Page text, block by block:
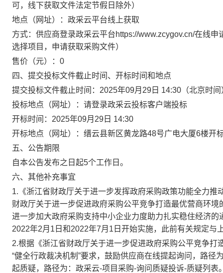
可，线下获取文件法定节假日除外）
地点（网址）： 政采云平台线上获取
方式： 供应商登录政采云平台https://www.zcygov.cn/在线
选择项目，申请获取采购文件）
售价（元）： 0
四、提交投标文件截止时间、开标时间和地点
提交投标文件截止时间： 2025年09月29日 14:30 （北京时
投标地点（网址）： 请登录政采云投标客户端投标
开标时间： 2025年09月29日 14:30
开标地点（网址）： 缙云县新区黄龙路48号广电大厦6楼开
五、公告期限
自本公告发布之日起5个工作日。
六、其他补充事宜
1.《浙江省财政厅关于进一步发挥政府采购政策功能全力
财政厅关于进一步促进政府采购公平竞争打造最优营商环
进一步加大政府采购支持中小企业力度助力扎实稳住经济
2022年2月1日和2022年7月1日开始实施，此前有关规定与
2.根据《浙江省财政厅关于进一步促进政府采购公平竞争
“健全行政裁决机制”要求，鼓励供应商在线提起询问，路
起质疑，路径为：政采云-项目采购-询问质疑投诉-质疑列